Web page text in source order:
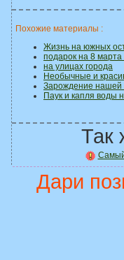
Похожие материалы :
Жизнь на южных
подарок на 8
на улицах города
Необычные и
Зарождение нашей
Паук и капля воды
Так
Дари